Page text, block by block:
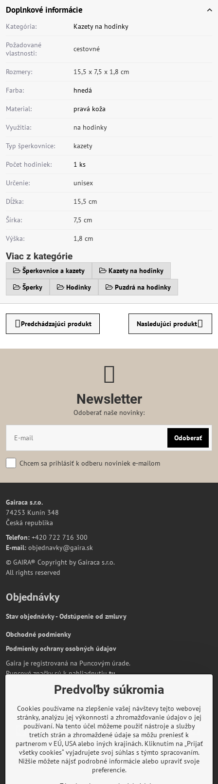
Doplnkové informácie
Kategória: Kazety na hodinky
Požadované
vlastnosti:
cestovné
Rozmery: 15,5 x 7,5 x 1,8 cm
Farba: hnedá
Material: pravá koža
Využitia: na hodinky
Typ šperkovnice: kazety
Počet hodiniek: 1 ks
Určenie: unisex
Dĺžka: 15,5 cm
Šírka: 7,5 cm
Výška: 1,8 cm
Viac z kategórie
Šperkovnice a kazety
Kazety na hodinky
Šperky
Hodinky Puzdrá na hodinky
Predchádzajúci produkt Nasledujúci produkt
Newsletter
Odoberať naše novinky:
Odoberať
Chcem sa prihlásiť k odberu noviniek e-mailom
Gairaca s.r.o.
74253 Kunín 348
Česká republika
Telefon: +420 722 716 300
E-mail: objednavky@gaira.sk
© GAIRA® Copyright by Gairaca s.r.o.
All rights reserved
Objednávky
Stav objednávky - Odstúpenie od zmluvy
Obchodné podmienky
Podmienky ochrany osobných údajov
Gaira je registrovaná na Puncovým úrade.
Puncové značky sú k nahliadnutiutu.
Partnerská stránka:AmiraShop.sk Bypami.cz
Informácie o platbe kartou
O značke Gaira
Predvoľby súkromia
Cookies používame na zlepšenie vašej návštevy tejto webovej
stránky, analýzu jej výkonnosti a zhromažďovanie údajov o jej
používaní. Na tento účel môžeme použiť nástroje a služby
tretích strán a zhromaždené údaje sa môžu preniesť k
partnerom v EÚ, USA alebo iných krajinách. Kliknutím na „Prijať
všetky cookies“ vyjadrujete svoj súhlas s týmto spracovaním.
Nižšie môžete nájsť podrobné informácie alebo upraviť svoje
preferencie.